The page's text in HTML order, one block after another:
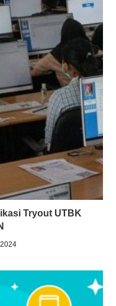
Tryout UTBK